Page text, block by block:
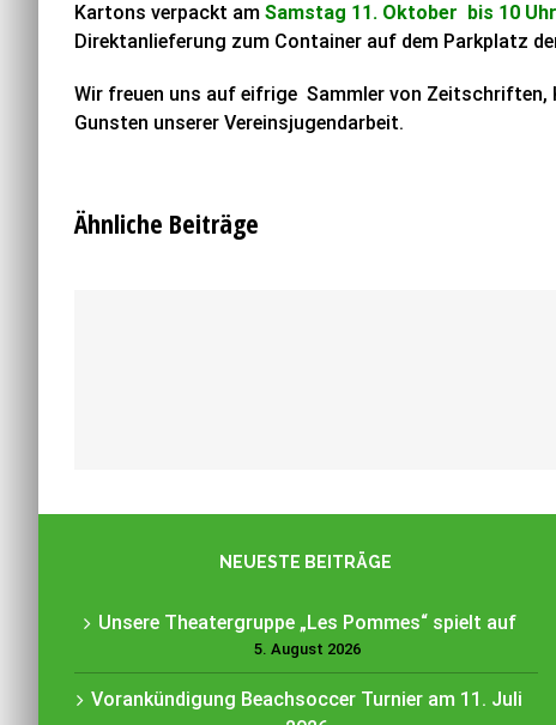
Kartons verpackt am Samstag 11. Oktober bis 10 Uhr
Direktanlieferung zum Container auf dem Parkplatz
Wir freuen uns auf eifrige Sammler von Zeitschriften,
Gunsten unserer Vereinsjugendarbeit.
Ähnliche Beiträge
NEUESTE BEITRÄGE
Unsere Theatergruppe „Les Pommes“ spielt auf
5. August 2026
Vorankündigung Beachsoccer Turnier am 11. Juli